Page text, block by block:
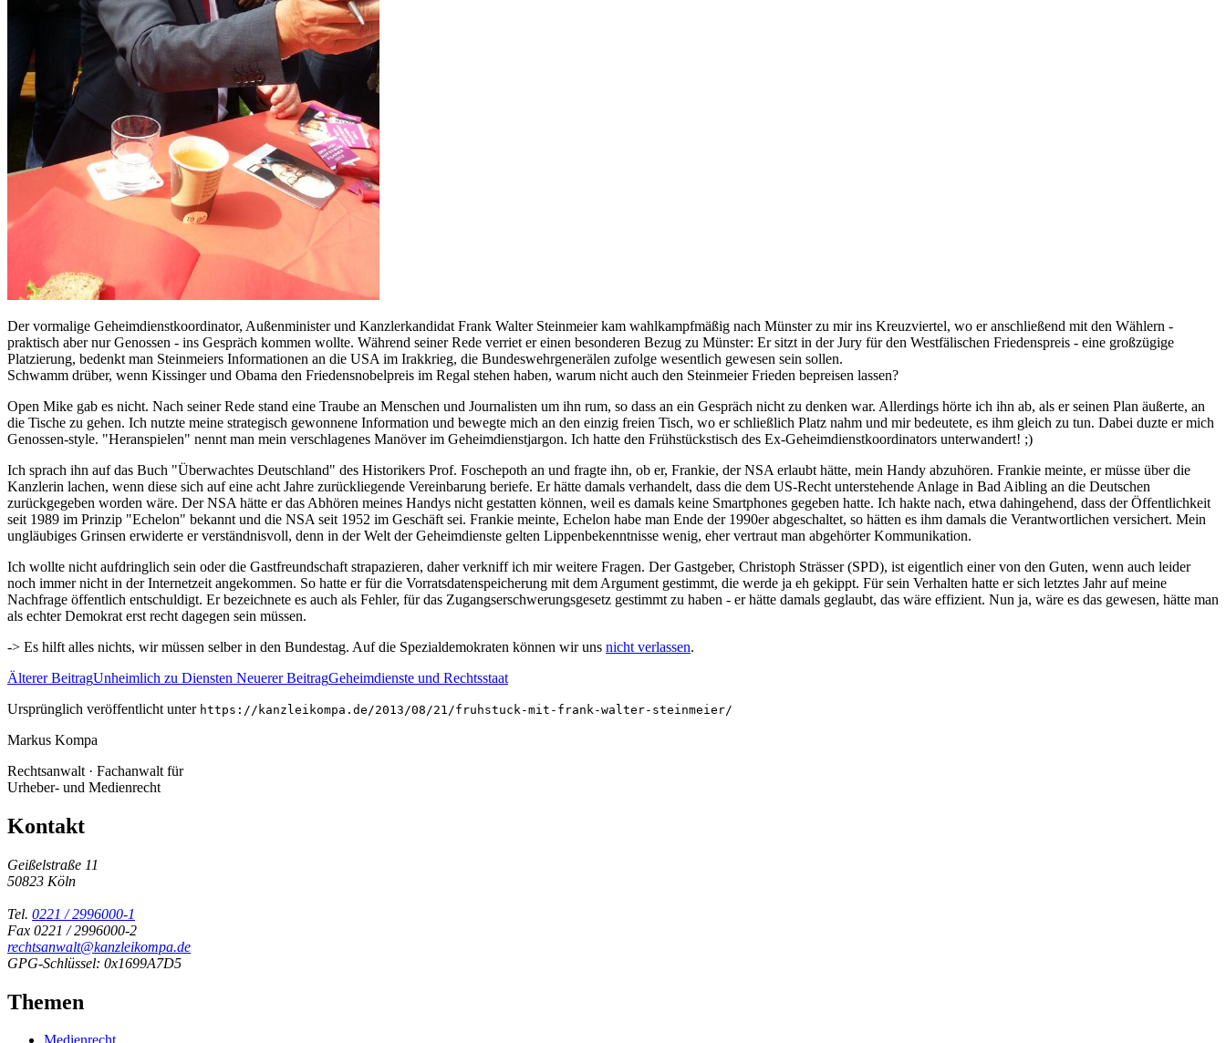
Der vormalige Geheimdienstkoordinator, Außenminister und Kanzlerkandidat Frank Walter Steinmeier kam wahlkampfmäßig nach Münster zu mir ins Kreuzviertel, wo er anschließend mit den Wählern -
praktisch aber nur Genossen - ins Gespräch kommen wollte. Während seiner Rede verriet er einen besonderen Bezug zu Münster: Er sitzt in der Jury für den Westfälischen Friedenspreis - eine großzügige
Platzierung, bedenkt man Steinmeiers Informationen an die USA im Irakkrieg, die Bundeswehrgenerälen zufolge wesentlich gewesen sein sollen.
Schwamm drüber, wenn Kissinger und Obama den Friedensnobelpreis im Regal stehen haben, warum nicht auch den Steinmeier Frieden bepreisen lassen?
Open Mike gab es nicht. Nach seiner Rede stand eine Traube an Menschen und Journalisten um ihn rum, so dass an ein Gespräch nicht zu denken war. Allerdings hörte ich ihn ab, als er seinen Plan äußerte, an
die Tische zu gehen. Ich nutzte meine strategisch gewonnene Information und bewegte mich an den einzig freien Tisch, wo er schließlich Platz nahm und mir bedeutete, es ihm gleich zu tun. Dabei duzte er mich
Genossen-style. "Heranspielen" nennt man mein verschlagenes Manöver im Geheimdienstjargon. Ich hatte den Frühstückstisch des Ex-Geheimdienstkoordinators unterwandert! ;)
Ich sprach ihn auf das Buch "Überwachtes Deutschland" des Historikers Prof. Foschepoth an und fragte ihn, ob er, Frankie, der NSA erlaubt hätte, mein Handy abzuhören. Frankie meinte, er müsse über die
Kanzlerin lachen, wenn diese sich auf eine acht Jahre zurückliegende Vereinbarung beriefe. Er hätte damals verhandelt, dass die dem US-Recht unterstehende Anlage in Bad Aibling an die Deutschen
zurückgegeben worden wäre. Der NSA hätte er das Abhören meines Handys nicht gestatten können, weil es damals keine Smartphones gegeben hatte. Ich hakte nach, etwa dahingehend, dass der Öffentlichkeit
seit 1989 im Prinzip "Echelon" bekannt und die NSA seit 1952 im Geschäft sei. Frankie meinte, Echelon habe man Ende der 1990er abgeschaltet, so hätten es ihm damals die Verantwortlichen versichert. Mein
ungläubiges Grinsen erwiderte er verständnisvoll, denn in der Welt der Geheimdienste gelten Lippenbekenntnisse wenig, eher vertraut man abgehörter Kommunikation.
Ich wollte nicht aufdringlich sein oder die Gastfreundschaft strapazieren, daher verkniff ich mir weitere Fragen. Der Gastgeber, Christoph Strässer (SPD), ist eigentlich einer von den Guten, wenn auch leider
noch immer nicht in der Internetzeit angekommen. So hatte er für die Vorratsdatenspeicherung mit dem Argument gestimmt, die werde ja eh gekippt. Für sein Verhalten hatte er sich letztes Jahr auf meine
Nachfrage öffentlich entschuldigt. Er bezeichnete es auch als Fehler, für das Zugangserschwerungsgesetz gestimmt zu haben - er hätte damals geglaubt, das wäre effizient. Nun ja, wäre es das gewesen, hätte man
als echter Demokrat erst recht dagegen sein müssen.
-> Es hilft alles nichts, wir müssen selber in den Bundestag. Auf die Spezialdemokraten können wir uns nicht verlassen.
Älterer BeitragUnheimlich zu Diensten Neuerer BeitragGeheimdienste und Rechtsstaat
Ursprünglich veröffentlicht unter https://kanzleikompa.de/2013/08/21/fruhstuck-mit-frank-walter-steinmeier/
Markus Kompa
Rechtsanwalt · Fachanwalt für
Urheber- und Medienrecht
Kontakt
Geißelstraße 11
50823 Köln
Tel. 0221 / 2996000-1
Fax 0221 / 2996000-2
rechtsanwalt@kanzleikompa.de
GPG-Schlüssel: 0x1699A7D5
Themen